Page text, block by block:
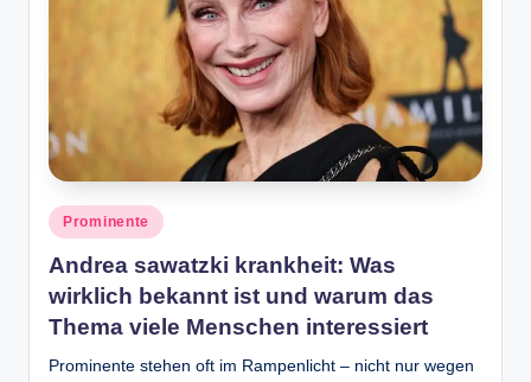
Posted
in
Prominente
Andrea sawatzki krankheit: Was
wirklich bekannt ist und warum das
Thema viele Menschen interessiert
Prominente stehen oft im Rampenlicht – nicht nur wegen